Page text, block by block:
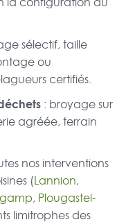
sélectif, taille
ou
certifiés.
: broyage sur
agréée, terrain
nos interventions
(Lannion,
, Plougastel-
limitrophes des